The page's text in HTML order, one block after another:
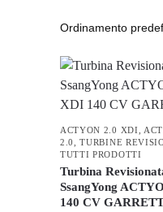
ACTYON 2.0 XDI
2.0
,TURBINE
TUTTI PRODOTTI
Turbina
SsangYong
140 CV